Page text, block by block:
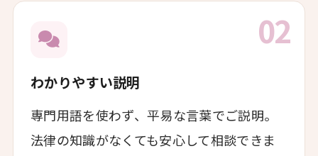
02
わかりやすい説明
専門用語を使わず、平易な言葉でご説明。
法律の知識がなくても安心して相談できま